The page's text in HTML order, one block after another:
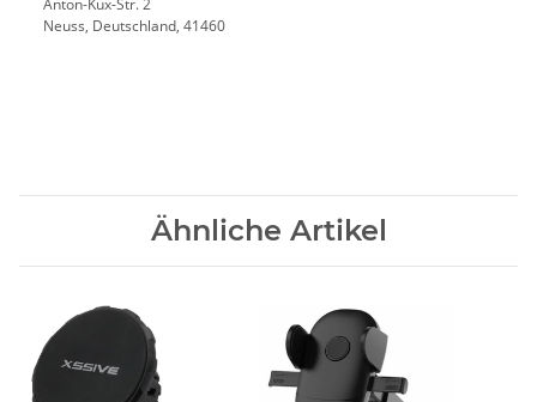
Anton-Kux-Str. 2
Neuss, Deutschland, 41460
Ähnliche Artikel